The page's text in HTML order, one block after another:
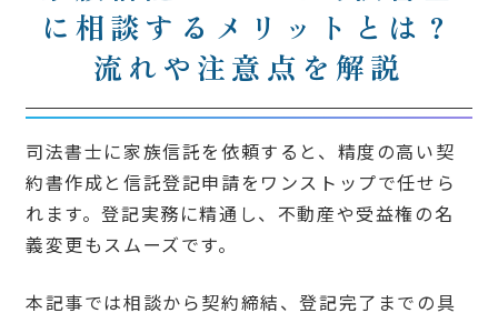
に相談するメリットとは？
流れや注意点を解説
司法書士に家族信託を依頼すると、精度の高い契
約書作成と信託登記申請をワンストップで任せら
れます。登記実務に精通し、不動産や受益権の名
義変更もスムーズです。
本記事では相談から契約締結、登記完了までの具